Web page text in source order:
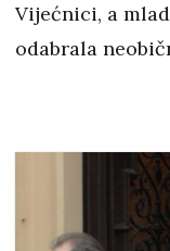
Vijećnici, a
odabrala